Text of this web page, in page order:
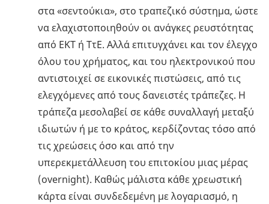
στα «σεντούκια», στο τραπεζικό σύστημα, ώστε
να ελαχιστοποιηθούν οι ανάγκες ρευστότητας
από ΕΚΤ ή ΤτΕ. Αλλά επιτυγχάνει και τον έλεγχο
όλου του χρήματος, και του ηλεκτρονικού που
αντιστοιχεί σε εικονικές πιστώσεις, από τις
ελεγχόμενες από τους δανειστές τράπεζες. Η
τράπεζα μεσολαβεί σε κάθε συναλλαγή μεταξύ
ιδιωτών ή με το κράτος, κερδίζοντας τόσο από
τις χρεώσεις όσο και από την
υπερεκμετάλλευση του επιτοκίου μιας μέρας
(overnight). Καθώς μάλιστα κάθε χρεωστική
κάρτα είναι συνδεδεμένη με λογαριασμό, η